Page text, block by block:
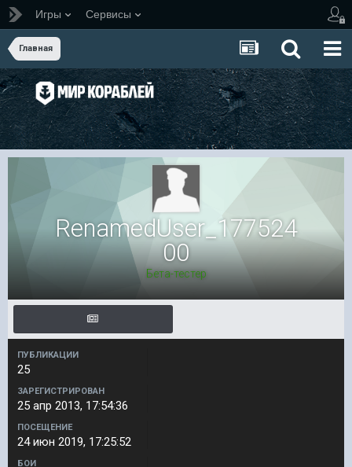
Игры Сервисы
Главная
RenamedUser_177524
00
Бета-тестер
ПУБЛИКАЦИИ
25
ЗАРЕГИСТРИРОВАН
25 апр 2013, 17:54:36
ПОСЕЩЕНИЕ
24 июн 2019, 17:25:52
БОИ